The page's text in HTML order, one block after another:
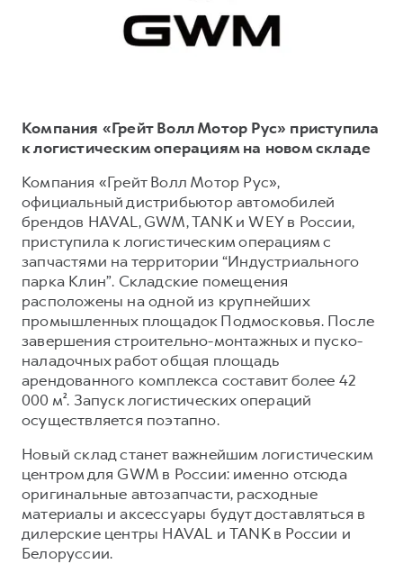
F7
от 2 899 000 ₽
F7X
POER
от 3 449 000 ₽
Кредитный калькулятор
Страхование
Кредит
КОРПОРАТИВНЫМ КЛИЕНТАМ
Для малого бизнеса
Корпоративным клиентам
Крупным корпоративным клиентам
Система управления автопарком
Сервис для корпоративных клиентов
HAVAL Лизинг
АКСЕССУАРЫ HAVAL
Автомобильные аксессуары
Коллекция CITY
СЕРВИСНОЕ ОБСЛУЖИВАНИЕ
Электронный ПТС
ПОДДЕРЖКА
GWM Безопасность
Гарантия HAVAL
Мобильное приложение GWM
Программа «HAVAL Защита+»
Руководства по эксплуатации
Подписки
АКСЕССУАРЫ HAVAL
Автомобильные аксессуары
Коллекция CITY
Коллекция Базовая
Коллекция Детская
Компания «Грейт Волл Мотор Рус» приступила
к логистическим операциям на новом складе
Компания «Грейт Волл Мотор Рус»,
официальный дистрибьютор автомобилей
брендов HAVAL, GWM, TANK и WEY в России,
приступила к логистическим операциям с
запчастями на территории “Индустриального
парка Клин”. Складские помещения
расположены на одной из крупнейших
промышленных площадок Подмосковья. После
завершения строительно-монтажных и пуско-
наладочных работ общая площадь
арендованного комплекса составит более 42
000 м². Запуск логистических операций
осуществляется поэтапно.
Новый склад станет важнейшим логистическим
центром для GWM в России: именно отсюда
оригинальные автозапчасти, расходные
материалы и аксессуары будут доставляться в
дилерские центры HAVAL и TANK в России и
Белоруссии.